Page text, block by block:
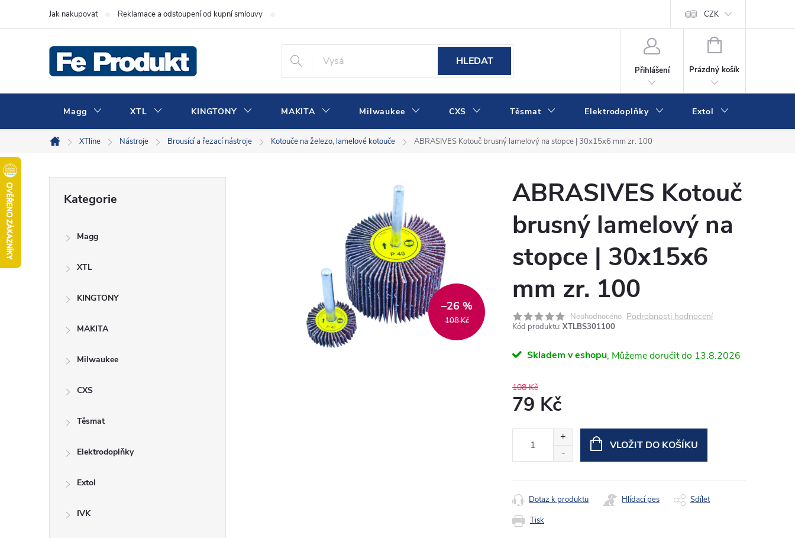
Jak nakupovat Reklamace a odstoupení od kupní smlouvy Kontakty
CZK
HLEDAT
Přihlášení
NÁKUPNÍ
Prázdný košík
Magg XTL KINGTONY MAKITA Milwaukee CXS Těsmat Elektrodoplňky Extol
Domů
XTline Nástroje Brousící a řezací nástroje Kotouče na železo, lamelové kotouče ABRASIVES Kotouč brusný lamelový na stopce | 30x15x6 mm zr. 100
kategorie
Kategorie
Magg
XTL
KINGTONY
MAKITA
Milwaukee
CXS
Těsmat
Elektrodoplňky
Extol
IVK
108 Kč
–26 %
ABRASIVES Kotouč
brusný lamelový na
stopce | 30x15x6
mm zr. 100
Neohodnoceno Podrobnosti hodnocení
Kód produktu: XTLBS301100
Skladem v eshopu 13.8.2026
108 Kč
79 Kč
VLOŽIT DO KOŠÍKU
Tisk
Dotaz k produktu Hlídací pes Sdílet